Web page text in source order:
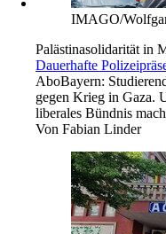
IMAGO/
Palästinasolidarität in
Dauerhafte
AboBayern:
gegen Krieg in Gaza.
liberales Bündnis
Von Fabian Linder